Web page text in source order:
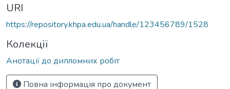
URI
https://repository.khpa.edu.ua/handle/123456789/1528
Колекції
Анотації до дипломних робіт
Повна інформація про документ